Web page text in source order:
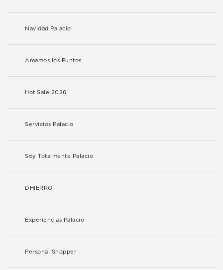
Navidad Palacio
Amamos los Puntos
Hot Sale 2026
Servicios Palacio
Soy Totalmente Palacio
DHIERRO
Experiencias Palacio
Personal Shopper